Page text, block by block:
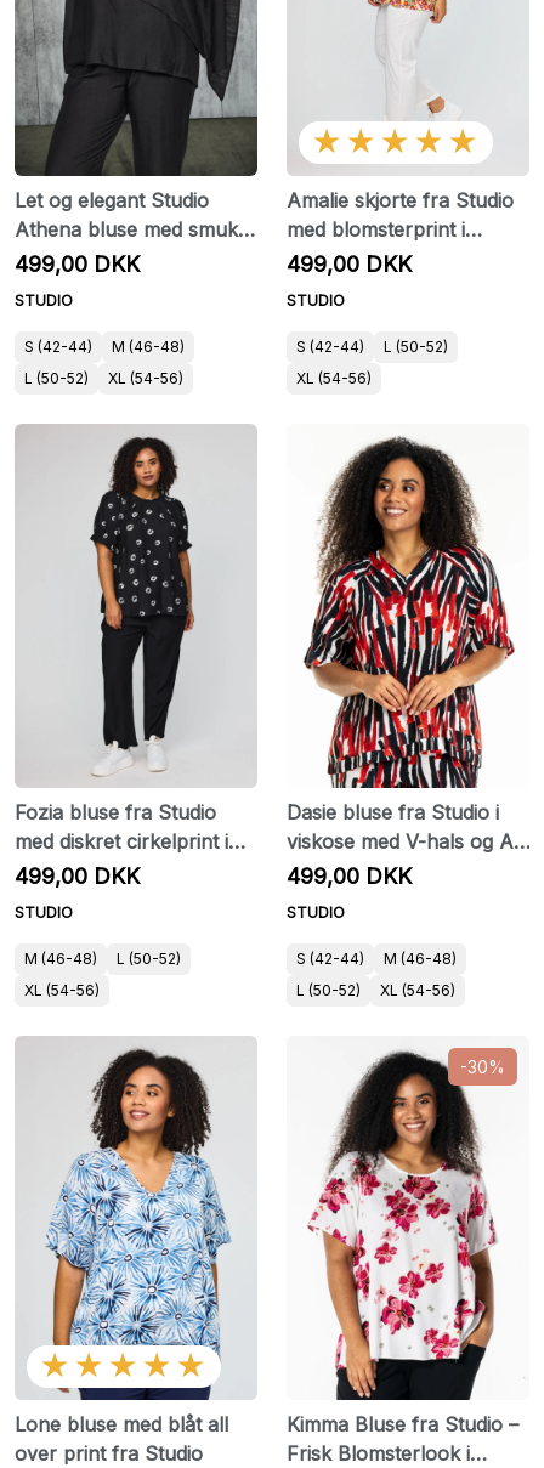
Let og elegant Studio
Athena bluse med smukt
fald
499,00 DKK
STUDIO
S (42-44)
M (46-48)
L (50-52)
XL (54-56)
★★★★★
Amalie skjorte fra Studio
med blomsterprint i
viskosekvalitet
499,00 DKK
STUDIO
S (42-44)
L (50-52)
XL (54-56)
Fozia bluse fra Studio
med diskret cirkelprint i
viskoseblanding
499,00 DKK
STUDIO
M (46-48)
L (50-52)
XL (54-56)
Dasie bluse fra Studio i
viskose med V-hals og A-
facon
499,00 DKK
STUDIO
S (42-44)
M (46-48)
L (50-52)
XL (54-56)
★★★★★
Lone bluse med blåt all
over print fra Studio
-30%
Kimma Bluse fra Studio –
Frisk Blomsterlook i